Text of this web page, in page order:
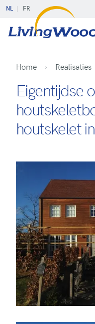
NL FR
Home Realisaties
Eigentijdse
houtskelet